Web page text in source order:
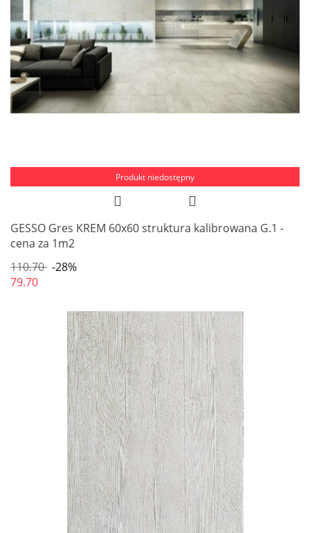
Produkt niedostępny
GESSO Gres KREM 60x60 struktura kalibrowana G.1 -
cena za 1m2
110.70 -28%
79.70